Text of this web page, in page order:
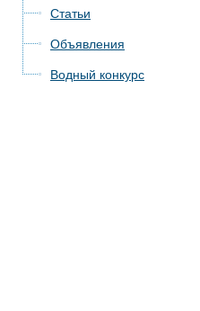
Статьи
Объявления
Водный конкурс